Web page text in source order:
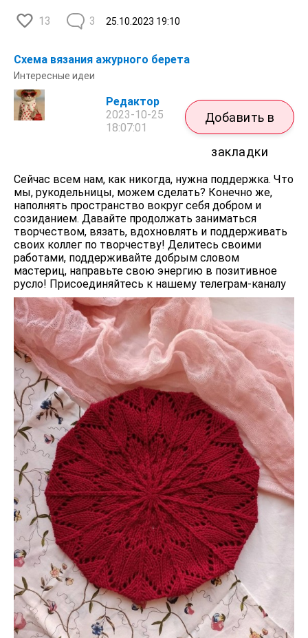
13 25.10.2023 19:10
3
Схема вязания ажурного берета
Интересные идеи
Редактор
2023-10-25
18:07:01
Добавить в
закладки
Сейчас всем нам, как никогда, нужна поддержка. Что
мы, рукодельницы, можем сделать? Конечно же,
наполнять пространство вокруг себя добром и
созиданием. Давайте продолжать заниматься
творчеством, вязать, вдохновлять и поддерживать
своих коллег по творчеству! Делитесь своими
работами, поддерживайте добрым словом
мастериц, направьте свою энергию в позитивное
русло! Присоединяйтесь к нашему телеграм-каналу